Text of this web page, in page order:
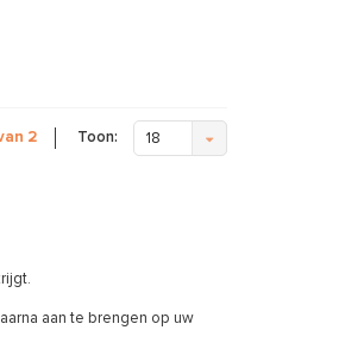
2 Toon: 18
aan te brengen op uw